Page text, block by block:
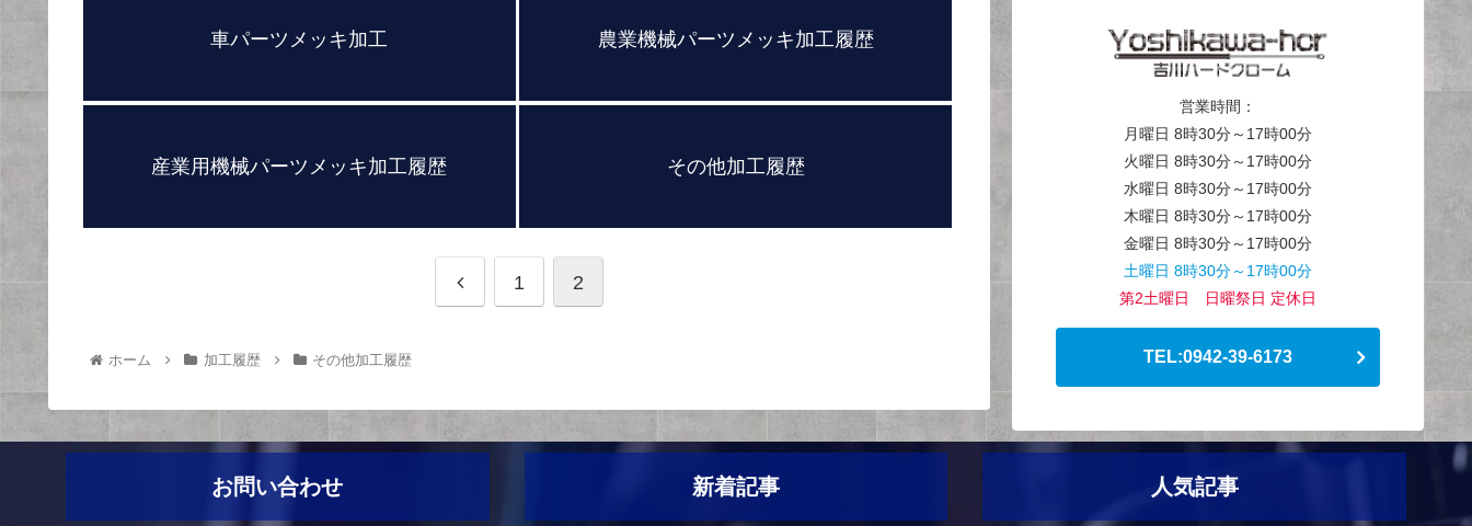
車パーツメッキ加工 農業機械パーツメッキ加工履歴
産業用機械パーツメッキ加工履歴 その他加工履歴
1 2
ホーム 加工履歴 その他加工履歴
営業時間：
月曜日 8時30分～17時00分
火曜日 8時30分～17時00分
水曜日 8時30分～17時00分
木曜日 8時30分～17時00分
金曜日 8時30分～17時00分
土曜日 8時30分～17時00分
第2土曜日 日曜祭日 定休日
TEL:0942-39-6173
お問い合わせ 新着記事 人気記事